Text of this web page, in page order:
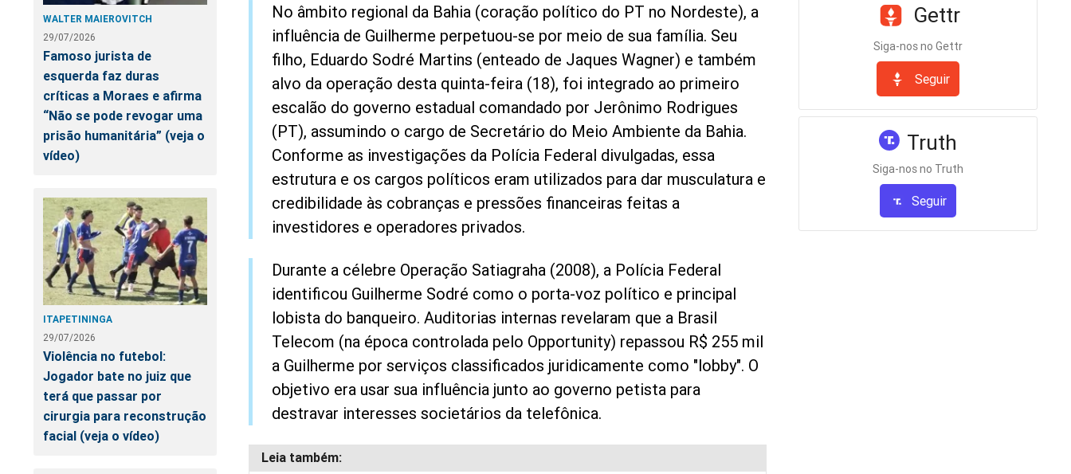
WALTER MAIEROVITCH
29/07/2026
Famoso jurista de
esquerda faz duras
críticas a Moraes e afirma
“Não se pode revogar uma
prisão humanitária” (veja o
vídeo)
ITAPETININGA
29/07/2026
Violência no futebol:
Jogador bate no juiz que
terá que passar por
cirurgia para reconstrução
facial (veja o vídeo)
No âmbito regional da Bahia (coração político do PT no Nordeste), a
influência de Guilherme perpetuou-se por meio de sua família. Seu
filho, Eduardo Sodré Martins (enteado de Jaques Wagner) e também
alvo da operação desta quinta-feira (18), foi integrado ao primeiro
escalão do governo estadual comandado por Jerônimo Rodrigues
(PT), assumindo o cargo de Secretário do Meio Ambiente da Bahia.
Conforme as investigações da Polícia Federal divulgadas, essa
estrutura e os cargos políticos eram utilizados para dar musculatura e
credibilidade às cobranças e pressões financeiras feitas a
investidores e operadores privados.
Durante a célebre Operação Satiagraha (2008), a Polícia Federal
identificou Guilherme Sodré como o porta-voz político e principal
lobista do banqueiro. Auditorias internas revelaram que a Brasil
Telecom (na época controlada pelo Opportunity) repassou R$ 255 mil
a Guilherme por serviços classificados juridicamente como "lobby". O
objetivo era usar sua influência junto ao governo petista para
destravar interesses societários da telefônica.
Gettr
Siga-nos no Gettr
Seguir
Truth
Siga-nos no Truth
Seguir